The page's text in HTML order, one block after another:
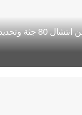
سلطات سبتة تعلن